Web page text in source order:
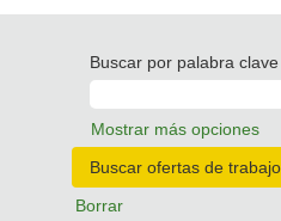
Buscar por palabra clave
Mostrar más opciones
Borrar